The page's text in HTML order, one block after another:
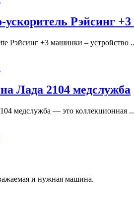
ускоритель Рэйсинг
Рэйсинг +3 машинки – устройство
Лада 2104 медслужба
медслужба — это коллекционная ...
и нужная машина.